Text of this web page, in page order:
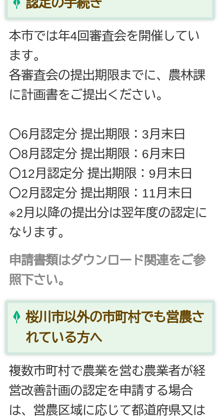
認定の手続き
本市では年4回審査会を開催してい
ます。
各審査会の提出期限までに、農林課
に計画書をご提出ください。
〇6月認定分 提出期限：3月末日
〇8月認定分 提出期限：6月末日
〇12月認定分 提出期限：9月末日
〇2月認定分 提出期限：11月末日
※2月以降の提出分は翌年度の認定に
なります。
申請書類はダウンロード関連をご参
照下さい。
桜川市以外の市町村でも営農さ
れている方へ
複数市町村で農業を営む農業者が経
営改善計画の認定を申請する場合
は、営農区域に応じて都道府県又は